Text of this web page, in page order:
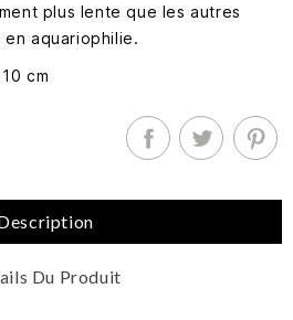
plus lente que les autres
aquariophilie.
cm
Du Produit